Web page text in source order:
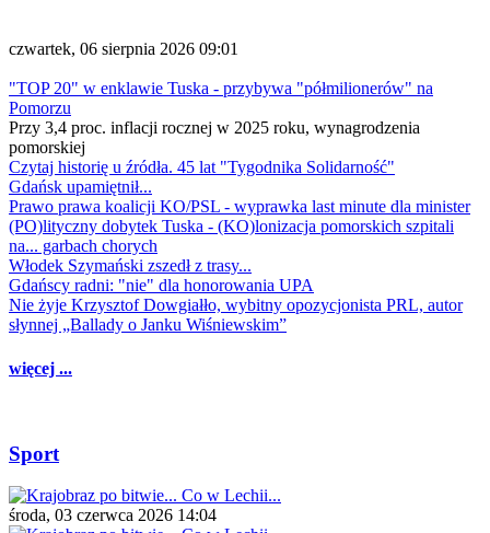
czwartek, 06 sierpnia 2026 09:01
"TOP 20" w enklawie Tuska - przybywa "półmilionerów" na
Pomorzu
Przy 3,4 proc. inflacji rocznej w 2025 roku, wynagrodzenia
pomorskiej
Czytaj historię u źródła. 45 lat "Tygodnika Solidarność"
Gdańsk upamiętnił...
Prawo prawa koalicji KO/PSL - wyprawka last minute dla minister
(PO)lityczny dobytek Tuska - (KO)lonizacja pomorskich szpitali
na... garbach chorych
Włodek Szymański zszedł z trasy...
Gdańscy radni: "nie" dla honorowania UPA
Nie żyje Krzysztof Dowgiałło, wybitny opozycjonista PRL, autor
słynnej „Ballady o Janku Wiśniewskim”
więcej ...
Sport
środa, 03 czerwca 2026 14:04